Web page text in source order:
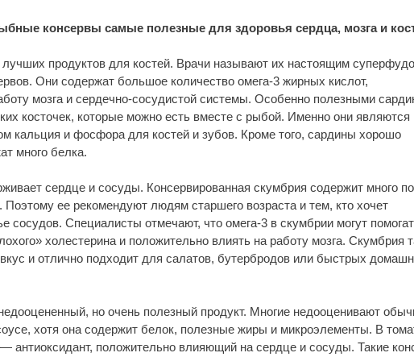
консервы самые полезные для здоровья сердца, мозга и
продуктов для костей. Врачи называют их настоящим
Они содержат большое количество омега-3 жирных кислот,
мозга и сердечно-сосудистой системы. Особенно полезными
косточек, которые можно есть вместе с рыбой. Именно они являются
кальция и фосфора для костей и зубов. Кроме того, сардины хорошо
много белка.
сердце и сосуды. Консервированная скумбрия содержит много
Поэтому ее рекомендуют людям старшего возраста и тем, кто хочет
сосудов. Специалисты отмечают, что омега-3 в скумбрии могут
холестерина и положительно влиять на работу мозга. Скумбрия
и отлично подходит для салатов, бутербродов или быстрых
но очень полезный продукт. Многие недооценивают
хотя она содержит белок, полезные жиры и микроэлементы. В
антиоксидант, положительно влияющий на сердце и сосуды. Такие